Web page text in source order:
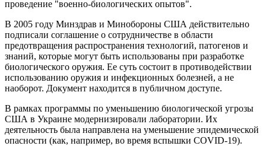
проведение "военно-биологических опытов".
В 2005 году Минздрав и Минобороны США действительно
подписали соглашение о сотрудничестве в области
предотвращения распространения технологий, патогенов и
знаний, которые могут быть использованы при разработке
биологического оружия. Ее суть состоит в противодействии
использованию оружия и инфекционных болезней, а не
наоборот. Документ находится в публичном доступе.
В рамках программы по уменьшению биологической угрозы
США в Украине модернизировали лаборатории. Их
деятельность была направлена ​​на уменьшение эпидемической
опасности (как, например, во время вспышки COVID-19).